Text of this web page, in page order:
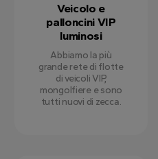
Veicolo e
palloncini VIP
luminosi
Abbiamo la più
grande rete di flotte
di veicoli VIP,
mongolfiere e sono
tutti nuovi di zecca.